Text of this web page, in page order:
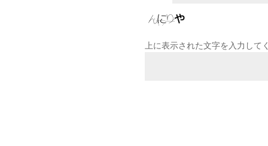
上に表示された文字を入力して